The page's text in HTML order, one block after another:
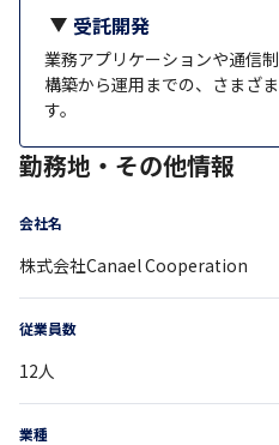
受託開発
業務アプリケーションや通信
構築から運用までの、さまざ
す。
勤務地・その他情報
会社名
株式会社Canael Cooperation
従業員数
12人
業種